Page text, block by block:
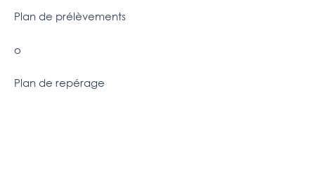
Plan de prélèvements
o
Plan de repérage